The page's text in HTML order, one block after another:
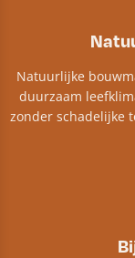
Natuurlijke
duurzaam
zonder schadelijke